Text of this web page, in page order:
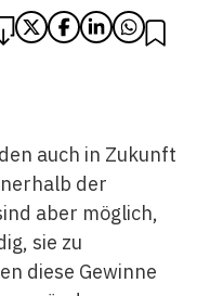
auch in Zukunft
der
aber möglich,
sie zu
diese Gewinne